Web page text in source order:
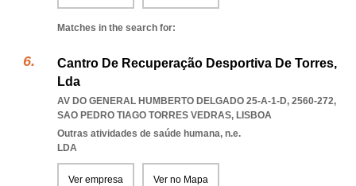
Matches in the search for:
Cantro De Recuperação Desportiva De Torres,
Lda
AV DO GENERAL HUMBERTO DELGADO 25-A-1-D, 2560-272,
SAO PEDRO TIAGO TORRES VEDRAS, LISBOA
Outras atividades de saúde humana, n.e.
LDA
Ver empresa Ver no Mapa